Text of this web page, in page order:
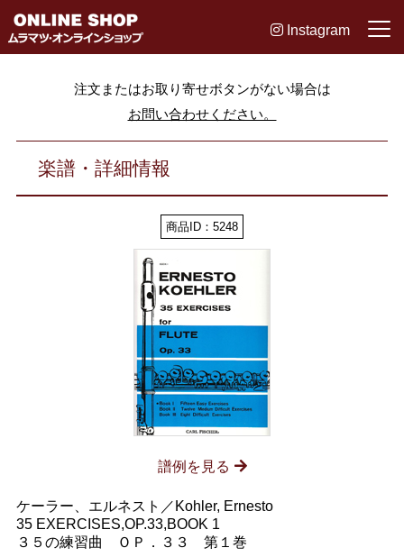
Instagram
注文またはお取り寄せボタンがない場合は
お問い合わせください。
楽譜・詳細情報
商品ID：5248
譜例を見る
ケーラー、エルネスト／Kohler, Ernesto
35 EXERCISES,OP.33,BOOK 1
３５の練習曲 ＯＰ．３３ 第１巻